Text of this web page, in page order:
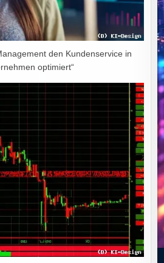
den Kundenservice in
optimiert“